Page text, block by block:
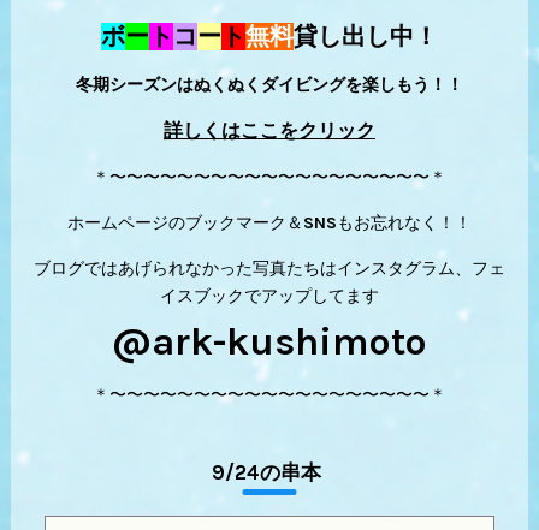
ボー ト コー ト無料貸し出し中！
冬期シーズンはぬくぬくダイビングを楽しもう！！
詳しくはここをクリック
＊〜〜〜〜〜〜〜〜〜〜〜〜〜〜〜〜〜〜〜＊
ホームページのブックマーク＆SNSもお忘れなく！！
ブログではあげられなかった写真たちはインスタグラム、フェ
イスブックでアップしてます
@ark-kushimoto
＊〜〜〜〜〜〜〜〜〜〜〜〜〜〜〜〜〜〜〜＊
9/24の串本